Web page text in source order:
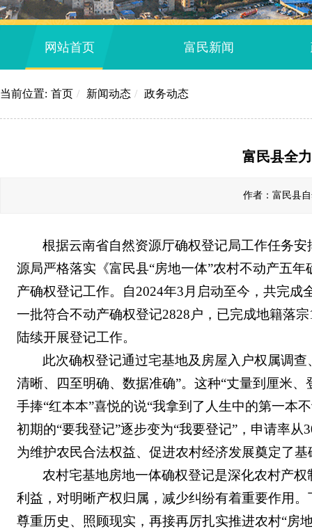
网站首页 富民新闻
当前位置: 首页 / 新闻动态 / 政务动态
富民县全
作者：富民县
根据云南省自然资源厅确权登记局工作任务
源局严格落实 《富民县“房地一体”农村不动产五
产确权登记工作。 自2024年3 月启动至今，共完成
一批符合不动产确权登记2828 户，已完成地籍落宗
陆续开展登记工作。
此次确权登记通过宅基地及房屋入户权属调查
清晰、四至明确、数据准确”。这种“丈量到厘米
手捧“红本本”喜悦的说“我拿到了人生中的第一本
初期的“要我登记”逐步变为“我要登记”， 申请率从
为维护农民合法权益、 促进农村经济发展奠定了基
农村宅基地房地一体确权登记是深化农村产
利益，对明晰产权归属，减少纠纷有着重要作用
尊重历史、 照顾现实，再接再厉扎实推进农村“房